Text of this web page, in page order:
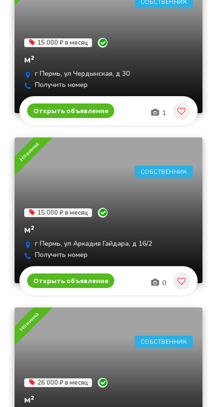
СОБСТВЕННИК
15 000 ₽ в месяц
м²
г Пермь, ул Чердынская, д 30
Получить номер
Открыть объявление 1
СОБСТВЕННИК
Новинка
15 000 ₽ в месяц
м²
г Пермь, ул Аркадия Гайдара, д 16/2
Получить номер
Открыть объявление 0
СОБСТВЕННИК
Новинка
26 000 ₽ в месяц
м²